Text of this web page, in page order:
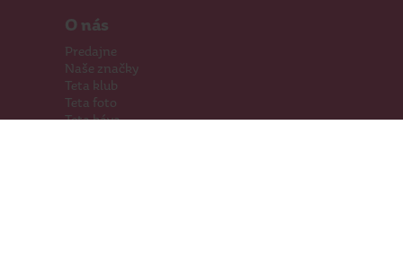
O nás
Predajne
Naše značky
Teta klub
Teta foto
Teta káva